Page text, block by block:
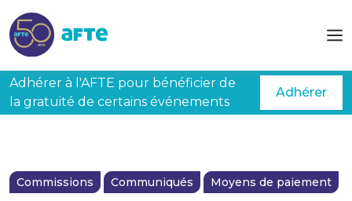
Adhérer à l'AFTE pour bénéficier de
la gratuité de certains événements
Adhérer
Commissions Communiqués Moyens de paiement